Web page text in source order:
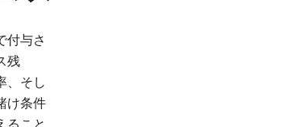
付与さ
残
、そし
け条件
ること